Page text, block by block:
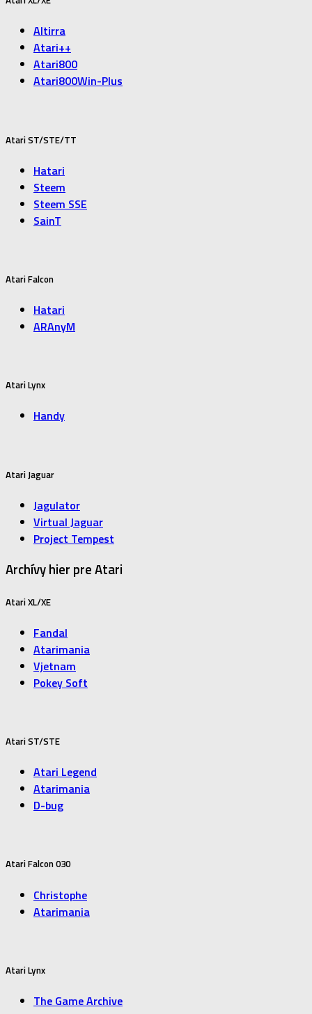
Altirra
Atari++
Atari800
Atari800Win-Plus
Atari ST/STE/TT
Hatari
Steem
Steem SSE
SainT
Atari Falcon
Hatari
ARAnyM
Atari Lynx
Handy
Atari Jaguar
Jagulator
Virtual Jaguar
Project Tempest
Archívy hier pre Atari
Atari XL/XE
Fandal
Atarimania
Vjetnam
Pokey Soft
Atari ST/STE
Atari Legend
Atarimania
D-bug
Atari Falcon 030
Christophe
Atarimania
Atari Lynx
The Game Archive